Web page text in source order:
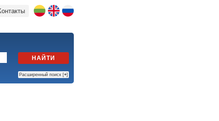
НАЙТИ
Расширенный поиск [+]